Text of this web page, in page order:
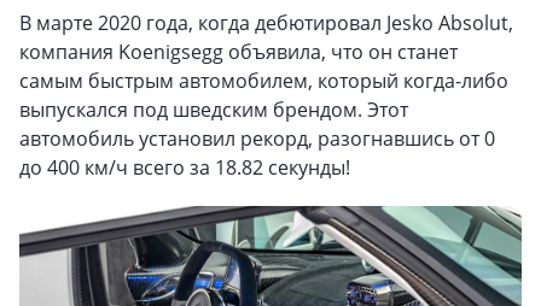
В марте 2020 года, когда дебютировал Jesko Absolut,
компания Koenigsegg объявила, что он станет
самым быстрым автомобилем, который когда-либо
выпускался под шведским брендом. Этот
автомобиль установил рекорд, разогнавшись от 0
до 400 км/ч всего за 18.82 секунды!